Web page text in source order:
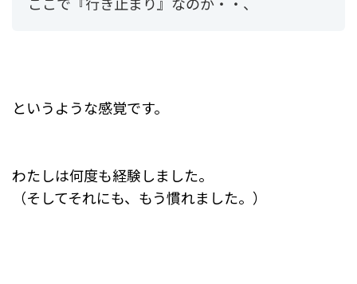
というような感覚です。
わたしは何度も経験しました。
（そしてそれにも、もう慣れました。）